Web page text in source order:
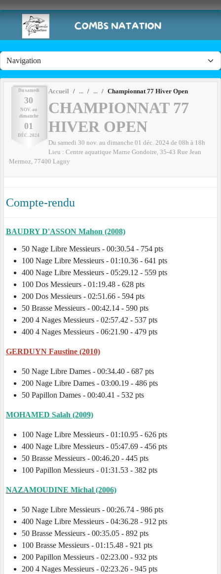
Du samedi
30
NOV. au
dimanche
01
DÉC. 2024
Accueil Championnat 77 Hiver Open
CHAMPIONNAT 77
HIVER OPEN
Du samedi 30 nov. au dimanche 01 déc. 2024 de 08h à 18h
Lieu : Centre aquatique Marne Gondoire, 35-43 Rue Jean
Mermoz, 77400 Lagny
Compte-rendu
BAUDRY D'ASSON Mahon (2008)
50 Nage Libre Messieurs - 00:30.54 - 754 pts
100 Nage Libre Messieurs - 01:10.36 - 641 pts
400 Nage Libre Messieurs - 05:29.12 - 559 pts
100 Dos Messieurs - 01:19.48 - 628 pts
200 Dos Messieurs - 02:51.66 - 594 pts
50 Brasse Messieurs - 00:42.14 - 590 pts
200 4 Nages Messieurs - 02:57.42 - 537 pts
400 4 Nages Messieurs - 06:21.90 - 479 pts
GERDUYN Faustine (2010)
50 Nage Libre Dames - 00:34.40 - 687 pts
200 Nage Libre Dames - 03:00.19 - 486 pts
50 Papillon Dames - 00:40.41 - 532 pts
MOHAMED Salah (2009)
100 Nage Libre Messieurs - 01:10.95 - 626 pts
400 Nage Libre Messieurs - 05:47.69 - 456 pts
50 Brasse Messieurs - 00:46.20 - 445 pts
100 Papillon Messieurs - 01:31.53 - 382 pts
NAZAMOUDINE Michal (2006)
50 Nage Libre Messieurs - 00:26.74 - 986 pts
400 Nage Libre Messieurs - 04:36.28 - 912 pts
50 Brasse Messieurs - 00:35.05 - 892 pts
100 Brasse Messieurs - 01:15.48 - 921 pts
200 Papillon Messieurs - 02:23.00 - 932 pts
200 4 Nages Messieurs - 02:23.26 - 945 pts